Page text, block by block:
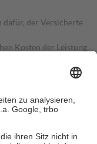
dafür, der Versicherte
Kosten der Leistung